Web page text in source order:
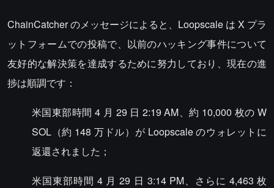
ChainCatcher のメッセージによると、Loopscale は X プラ
ットフォームでの投稿で、以前のハッキング事件について
友好的な解決策を達成するために努力しており、現在の進
捗は順調です：
米国東部時間 4 月 29 日 2:19 AM、約 10,000 枚の W
SOL（約 148 万ドル）が Loopscale のウォレットに
返還されました；
米国東部時間 4 月 29 日 3:14 PM、さらに 4,463 枚